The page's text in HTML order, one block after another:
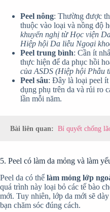
Peel nông: Thường được
thuộc vào loại và nồng độ
khuyến nghị từ Học viện
Hiệp hội Da liễu Ngoại
Peel trung bình: Cần ít
thực hiện để da phục hồi
của ASDS (Hiệp hội Phẫu
Peel sâu: Đây là loại peel
dụng phụ trên da và rủi ro
lần mỗi năm.
Bài liên quan: Bí quyết chống
5. Peel có làm da mỏng và làm
Peel da có thể làm mỏng lớp
quá trình này loại bỏ các tế bào
mới. Tuy nhiên, lớp da mới sẽ
bạn chăm sóc đúng cách.